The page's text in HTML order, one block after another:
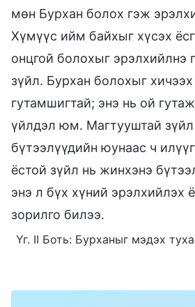
мөн Бурхан болох гэж
Хүмүүс ийм байхыг хүсэх
онцгой болохыг эрэлхийлнэ
зүйл. Бурхан болохыг
гутамшигтай; энэ нь ой
үйлдэл юм. Магтууштай
бүтээлүүдийн юунаас ч
ёстой зүйл нь жинхэнэ
энэ л бүх хүний эрэлхийлэх
зорилго билээ.
Үг. II Боть: Бурханыг мэдэх